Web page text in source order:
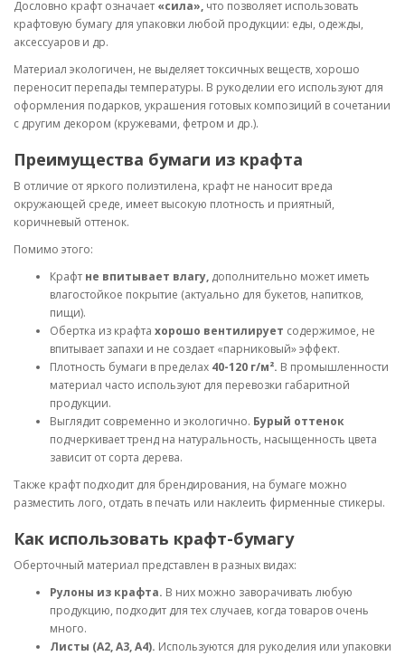
Дословно крафт означает «сила», что позволяет использовать
крафтовую бумагу для упаковки любой продукции: еды, одежды,
аксессуаров и др.
Материал экологичен, не выделяет токсичных веществ, хорошо
переносит перепады температуры. В рукоделии его используют для
оформления подарков, украшения готовых композиций в сочетании
с другим декором (кружевами, фетром и др.).
Преимущества бумаги из крафта
В отличие от яркого полиэтилена, крафт не наносит вреда
окружающей среде, имеет высокую плотность и приятный,
коричневый оттенок.
Помимо этого:
Крафт не впитывает влагу, дополнительно может иметь
влагостойкое покрытие (актуально для букетов, напитков,
пищи).
Обертка из крафта хорошо вентилирует содержимое, не
впитывает запахи и не создает «парниковый» эффект.
Плотность бумаги в пределах 40-120 г/м². В промышленности
материал часто используют для перевозки габаритной
продукции.
Выглядит современно и экологично. Бурый оттенок
подчеркивает тренд на натуральность, насыщенность цвета
зависит от сорта дерева.
Также крафт подходит для брендирования, на бумаге можно
разместить лого, отдать в печать или наклеить фирменные стикеры.
Как использовать крафт-бумагу
Оберточный материал представлен в разных видах:
Рулоны из крафта. В них можно заворачивать любую
продукцию, подходит для тех случаев, когда товаров очень
много.
Листы (А2, А3, А4). Используются для рукоделия или упаковки